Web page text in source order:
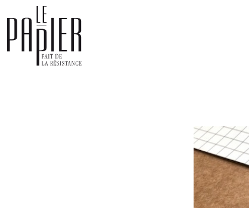
Panneau de gestion des cookies